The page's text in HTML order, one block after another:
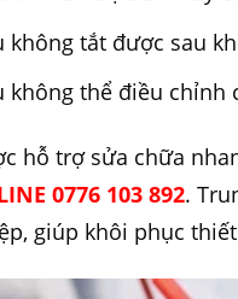
không tắt được sau
không thể điều chỉnh
hỗ trợ sửa chữa
0776 103 892.
giúp khôi phục